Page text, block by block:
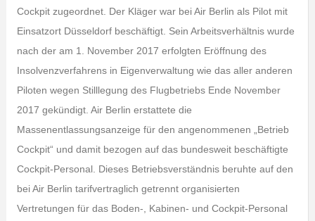
Cockpit zugeordnet. Der Kläger war bei Air Berlin als Pilot mit
Einsatzort Düsseldorf beschäftigt. Sein Arbeitsverhältnis wurde
nach der am 1. November 2017 erfolgten Eröffnung des
Insolvenzverfahrens in Eigenverwaltung wie das aller anderen
Piloten wegen Stilllegung des Flugbetriebs Ende November
2017 gekündigt. Air Berlin erstattete die
Massenentlassungsanzeige für den angenommenen „Betrieb
Cockpit“ und damit bezogen auf das bundesweit beschäftigte
Cockpit-Personal. Dieses Betriebsverständnis beruhte auf den
bei Air Berlin tarifvertraglich getrennt organisierten
Vertretungen für das Boden-, Kabinen- und Cockpit-Personal